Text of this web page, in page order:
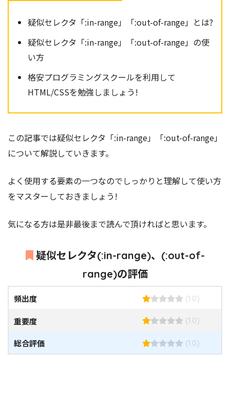
疑似セレクタ「:in-range」「:out-of-range」とは?
疑似セレクタ「:in-range」「:out-of-range」の使
い方
格安プログラミングスクールを利用して
HTML/CSSを勉強しましょう!
この記事では疑似セレクタ「:in-range」「:out-of-range」
について解説していきます。
よく使用する要素の一つなのでしっかりと理解して使い方
をマスターしておきましょう!
気になる方は是非最後まで読んで頂ければと思います。
疑似セレクタ(:in-range)、(:out-of-
range)の評価
頻出度 (1.0)
重要度 (1.0)
総合評価 (1.0)